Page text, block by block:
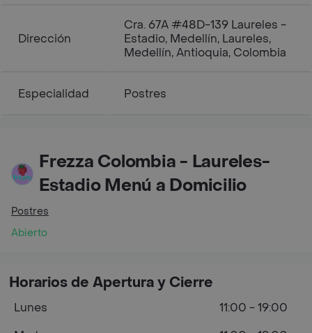
Dirección
Cra. 67A #48D-139 Laureles -
Estadio, Medellín, Laureles,
Medellín, Antioquia, Colombia
Especialidad Postres
Frezza Colombia - Laureles-
Estadio Menú a Domicilio
Postres
Abierto
Horarios de Apertura y Cierre
Lunes
11:00 - 19:00